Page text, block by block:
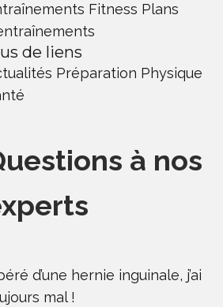
Fitness Plans
de liens
Préparation Physique
à nos
d’une hernie inguinale, j’ai
mal !